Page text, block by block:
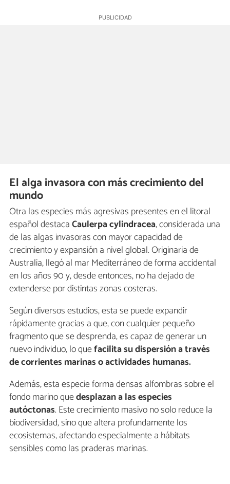
El alga invasora con más crecimiento del
mundo
Otra las especies más agresivas presentes en el litoral
español destacaCaulerpa cylindracea, considerada una
de las algas invasoras con mayor capacidad de
crecimiento y expansión a nivel global. Originaria de
Australia, llegó al mar Mediterráneo de forma accidental
en los años 90 y, desde entonces, no ha dejado de
extenderse por distintas zonas costeras.
Según diversos estudios, esta se puede expandir
rápidamente gracias a que, con cualquier pequeño
fragmento que se desprenda, es capaz de generar un
nuevo individuo, lo quefacilita su dispersión a través
de corrientes marinas o actividades humanas.
Además, esta especie forma densas alfombras sobre el
fondo marino quedesplazan a las especies
autóctonas. Este crecimiento masivo no solo reduce la
biodiversidad, sino que altera profundamente los
ecosistemas, afectando especialmente a hábitats
sensibles como las praderas marinas.